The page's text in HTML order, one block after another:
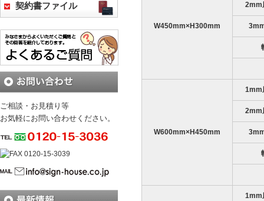
W450mm×H300mm
2mm
W600mm×H450mm
1mm
2mm
1mm
契約書ファイル
ご相談・お見積り等
お気軽にお問い合わせください。